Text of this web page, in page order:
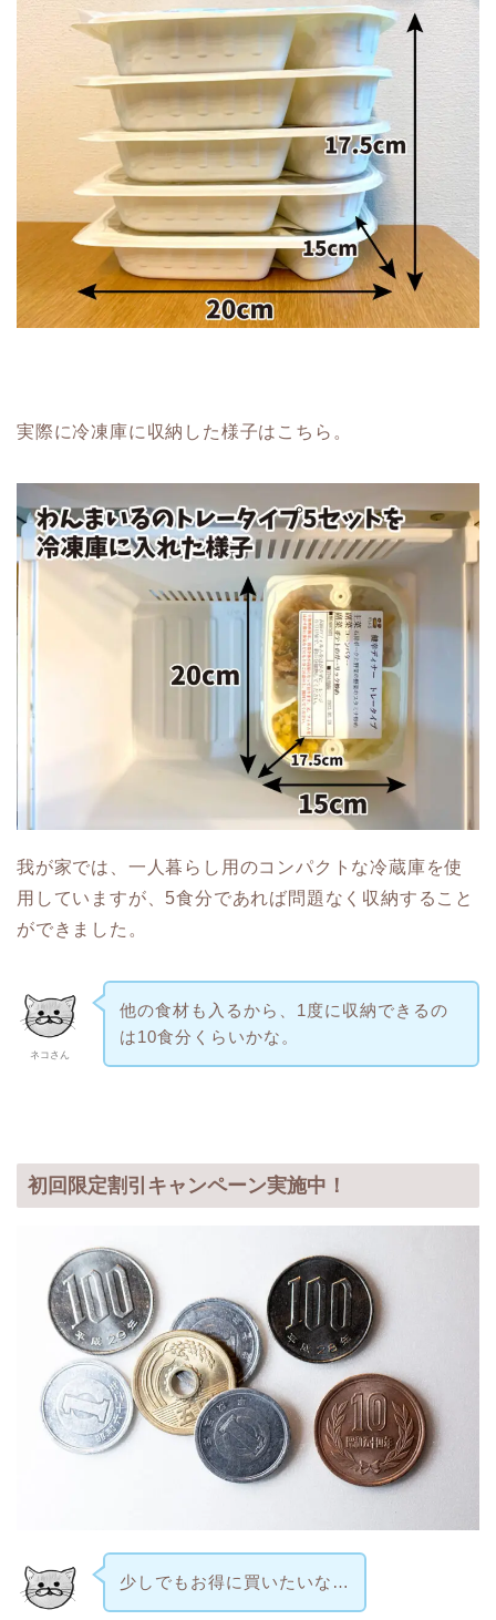
実際に冷凍庫に収納した様子はこちら。
我が家では、一人暮らし用のコンパクトな冷蔵庫を使
用していますが、5食分であれば問題なく収納すること
ができました。
ネコさん
他の食材も入るから、1度に収納できるの
は10食分くらいかな。
初回限定割引キャンペーン実施中！
少しでもお得に買いたいな…